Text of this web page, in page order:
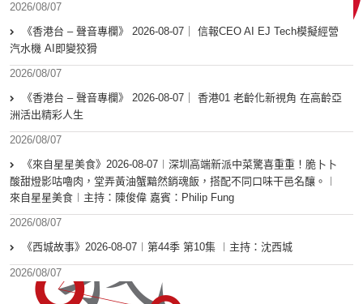
2026/08/07
《香港台 – 聲音專欄》 2026-08-07｜ 信報CEO AI EJ Tech模擬經營
汽水機 AI即變狡猾
2026/08/07
《香港台 – 聲音專欄》 2026-08-07｜ 香港01 老齡化新視角 在高齡亞
洲活出精彩人生
2026/08/07
《來自星星美食》2026-08-07︱深圳高端新派中菜驚喜重重！脆卜卜
酸甜燈影咕嚕肉，堂弄黃油蟹黯然銷魂飯，搭配不同口味干邑名釀。︱
來自星星美食︱主持：陳俊偉 嘉賓：Philip Fung
2026/08/07
《西城故事》2026-08-07︱第44季 第10集 ︱主持：沈西城
2026/08/07